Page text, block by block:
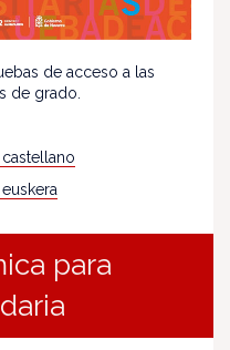
de acceso a las
de grado.
para